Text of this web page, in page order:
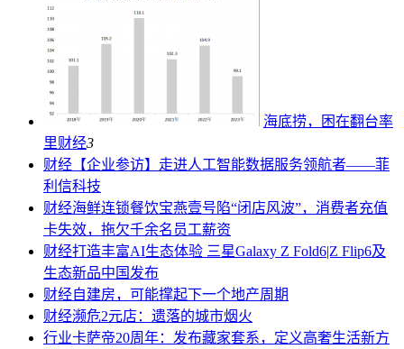
海底捞，困在翻台率
里财经3
财经 【企业参访】走进人工智能数据服务领航者——菲
利信科技
财经海鲜连锁餐饮宝燕壹号陷“闭店风波”，消费者充值
卡失效，拖欠千余名员工薪资
财经打造丰富AI生态体验 三星Galaxy Z Fold6|Z Flip6及
生态新品中国发布
财经自建房，可能撑起下一个地产周期
财经濒危2元店：遗落的城市烟火
行业卡萨帝20周年：发布藏家套系，定义高奢生活新方